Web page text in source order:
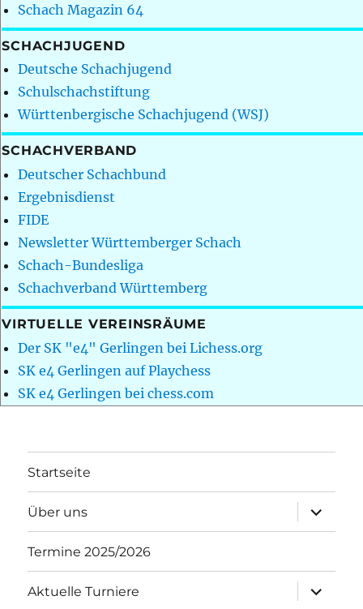
Schach Magazin 64
SCHACHJUGEND
Deutsche Schachjugend
Schulschachstiftung
Württenbergische Schachjugend (WSJ)
SCHACHVERBAND
Deutscher Schachbund
Ergebnisdienst
FIDE
Newsletter Württemberger Schach
Schach-Bundesliga
Schachverband Württemberg
VIRTUELLE VEREINSRÄUME
Der SK "e4" Gerlingen bei Lichess.org
SK e4 Gerlingen auf Playchess
SK e4 Gerlingen bei chess.com
Startseite
Über uns
öffnen
Termine 2025/2026
Aktuelle Turniere
öffnen